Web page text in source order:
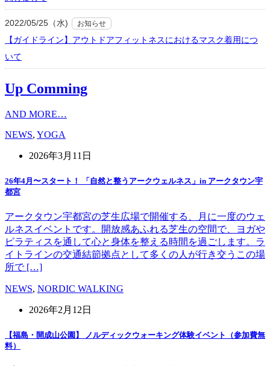
2022/05/25（水) お知らせ
【ガイドライン】アウトドアフィットネスにおけるマスク着用につ
いて
Up Comming
AND MORE…
NEWS, YOGA
2026年3月11日
26年4月〜スタート！ 「自然と整うアークウェルネス」in アークタウン宇
都宮
アークタウン宇都宮の芝生広場で開催する、月に一度のウェ
ルネスイベントです。開放感あふれる芝生の空間で、ヨガや
ピラティスを通して心と身体を整える時間を過ごします。ラ
イトラインの交通結節拠点として多くの人が行き交うこの場
所で […]
NEWS, NORDIC WALKING
2026年2月12日
【福島・開成山公園】 ノルディックウォーキング体験イベント（参加費無
料）